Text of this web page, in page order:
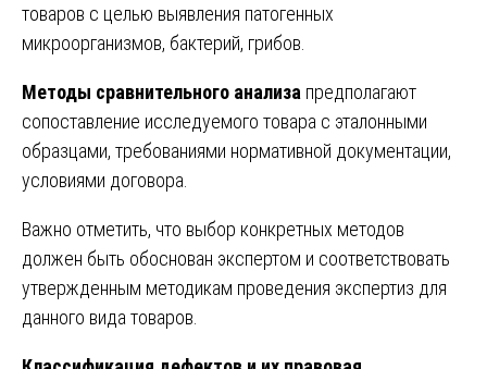
товаров с целью выявления патогенных
микроорганизмов, бактерий, грибов.
Методы сравнительного анализа предполагают
сопоставление исследуемого товара с эталонными
образцами, требованиями нормативной документации,
условиями договора.
Важно отметить, что выбор конкретных методов
должен быть обоснован экспертом и соответствовать
утвержденным методикам проведения экспертиз для
данного вида товаров.